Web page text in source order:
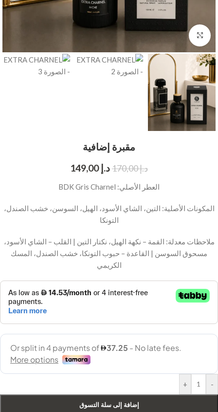
انقر للتكبير
مقبرة إضافية
د.إ170,00 د.إ 149,00
العطر الأصلي: BDK Gris Charnel
المكونات الأصلية: التين، الشاي الأسود، الهيل، السوسن، خشب الصندل،
التونكا
ملاحظات معدلة: القمة – نكهة الهيل، نكتار التين | القلب – الشاي الأسود،
مسحوق السوسن | القاعدة – حبوب التونكا، خشب الصندل، المسك
الكريمي
-
+
إضافة إلى سلة التسوق